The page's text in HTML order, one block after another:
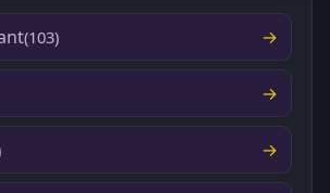
(103)